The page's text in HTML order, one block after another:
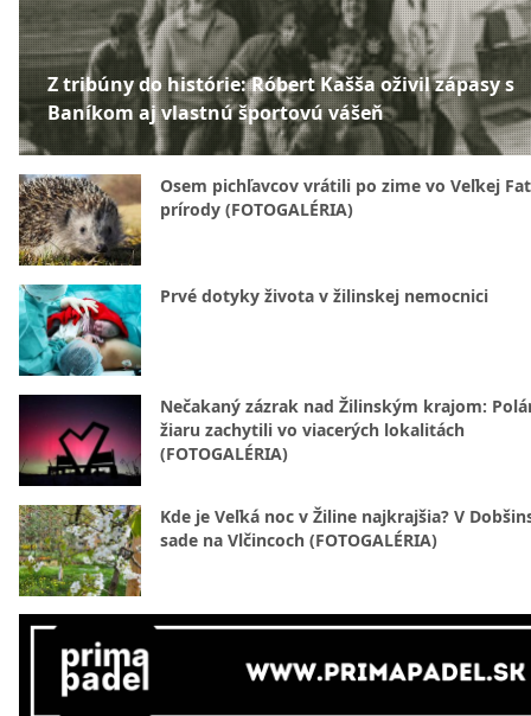
Z tribúny do histórie: Róbert Kašša oživil zápasy s
Baníkom aj vlastnú športovú vášeň
Osem pichľavcov vrátili po zime vo Veľkej
prírody (FOTOGALÉRIA)
Prvé dotyky života v žilinskej nemocnici
Nečakaný zázrak nad Žilinským krajom:
žiaru zachytili vo viacerých lokalitách
(FOTOGALÉRIA)
Kde je Veľká noc v Žiline najkrajšia? V
sade na Vlčincoch (FOTOGALÉRIA)